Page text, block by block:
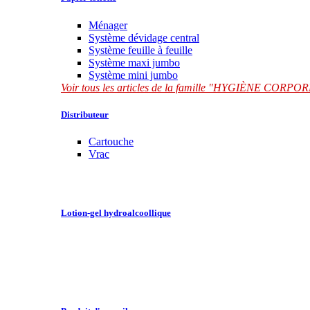
Ménager
Système dévidage central
Système feuille à feuille
Système maxi jumbo
Système mini jumbo
Voir tous les articles de la famille "HYGIÈNE
Distributeur
Cartouche
Vrac
Lotion-gel hydroalcoollique